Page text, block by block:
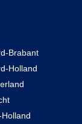
Brabant
Holland